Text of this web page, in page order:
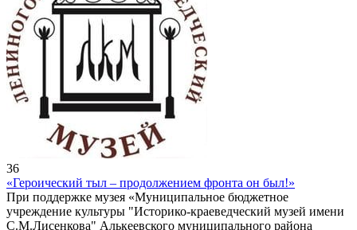
36
«Героический тыл – продолжением фронта он был!»
При поддержке музея «Муниципальное бюджетное
учреждение культуры "Историко-краеведческий музей имени
С.М.Лисенкова" Алькеевского муниципального района